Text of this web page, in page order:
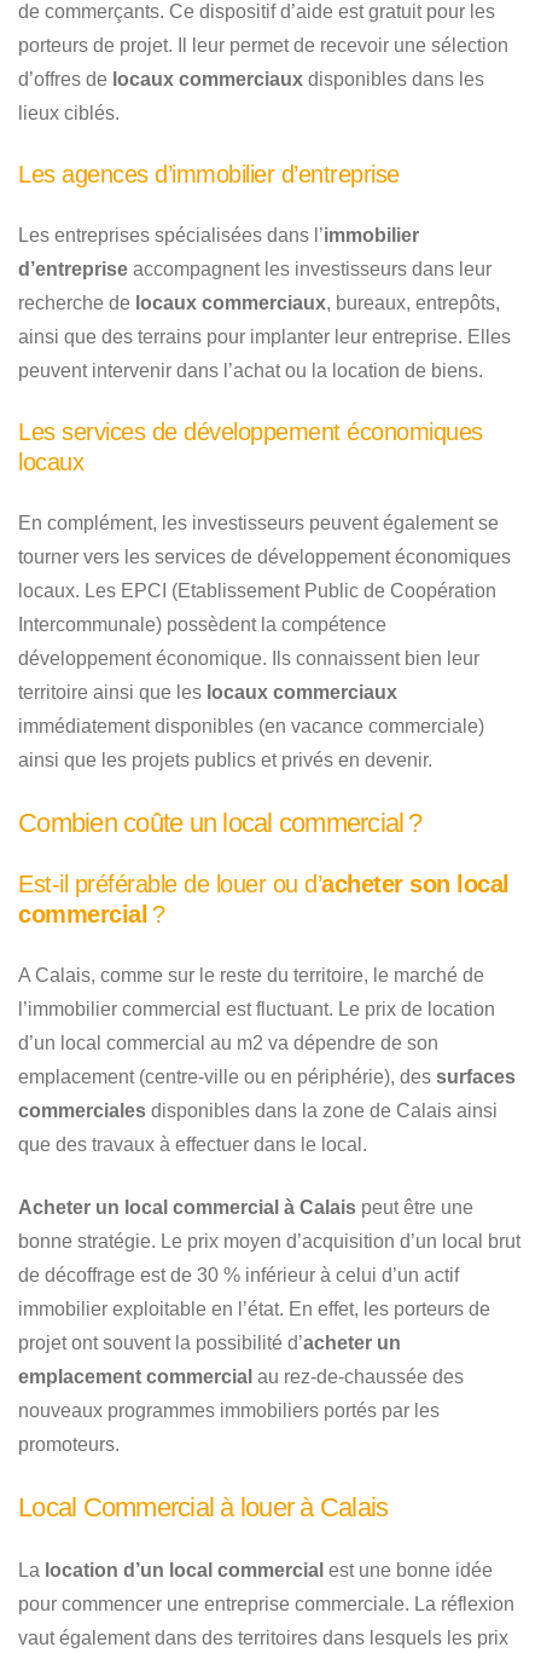
de commerçants. Ce dispositif d’aide est gratuit pour les
porteurs de projet. Il leur permet de recevoir une sélection
d’offres de locaux commerciaux disponibles dans les
lieux ciblés.
Les agences d’immobilier d’entreprise
Les entreprises spécialisées dans l’immobilier
d’entreprise accompagnent les investisseurs dans leur
recherche de locaux commerciaux, bureaux, entrepôts,
ainsi que des terrains pour implanter leur entreprise. Elles
peuvent intervenir dans l’achat ou la location de biens.
Les services de développement économiques
locaux
En complément, les investisseurs peuvent également se
tourner vers les services de développement économiques
locaux. Les EPCI (Etablissement Public de Coopération
Intercommunale) possèdent la compétence
développement économique. Ils connaissent bien leur
territoire ainsi que les locaux commerciaux
immédiatement disponibles (en vacance commerciale)
ainsi que les projets publics et privés en devenir.
Combien coûte un local commercial ?
Est-il préférable de louer ou d’acheter son local
commercial ?
A Calais, comme sur le reste du territoire, le marché de
l’immobilier commercial est fluctuant. Le prix de location
d’un local commercial au m2 va dépendre de son
emplacement (centre-ville ou en périphérie), des surfaces
commerciales disponibles dans la zone de Calais ainsi
que des travaux à effectuer dans le local.
Acheter un local commercial à Calais peut être une
bonne stratégie. Le prix moyen d’acquisition d’un local brut
de décoffrage est de 30 % inférieur à celui d’un actif
immobilier exploitable en l’état. En effet, les porteurs de
projet ont souvent la possibilité d’acheter un
emplacement commercial au rez-de-chaussée des
nouveaux programmes immobiliers portés par les
promoteurs.
Local Commercial à louer à Calais
La location d’un local commercial est une bonne idée
pour commencer une entreprise commerciale. La réflexion
vaut également dans des territoires dans lesquels les prix